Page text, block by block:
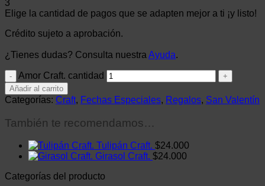
3
Elige la cantidad de pagos que se adapten mejor a ti ¡y listo!
Crédito sujeto a aprobación.
¿Tienes dudas? Consulta nuestra Ayuda.
Amor Craft. cantidad
Añadir al carrito
Categorías: Craft, Fechas Especiales, Regalos, San Valentín
También te recomendamos…
Tulipán Craft. $24.000
Girasol Craft. $24.000
Categorías del producto